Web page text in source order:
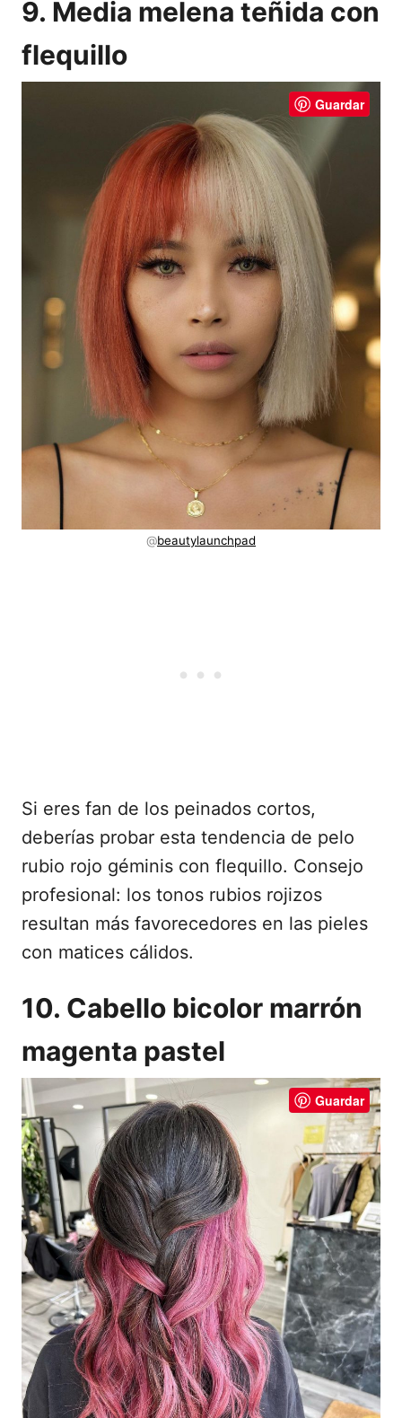
9. Media melena teñida con
flequillo
Guardar
@beautylaunchpad
Si eres fan de los peinados cortos,
deberías probar esta tendencia de pelo
rubio rojo géminis con flequillo. Consejo
profesional: los tonos rubios rojizos
resultan más favorecedores en las pieles
con matices cálidos.
10. Cabello bicolor marrón
magenta pastel
Guardar